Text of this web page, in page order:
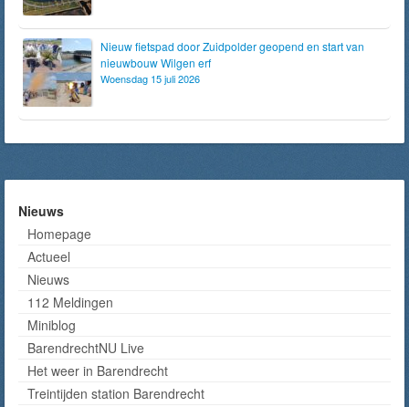
Nieuw fietspad door Zuidpolder geopend en start van
nieuwbouw Wilgen erf
Woensdag 15 juli 2026
Nieuws
Homepage
Actueel
Nieuws
112 Meldingen
Miniblog
BarendrechtNU Live
Het weer in Barendrecht
Treintijden station Barendrecht